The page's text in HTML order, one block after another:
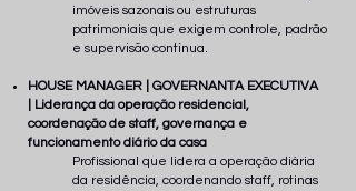
imóveis sazonais ou estruturas
patrimoniais que exigem controle, padrão
e supervisão contínua.
HOUSE MANAGER | GOVERNANTA EXECUTIVA
| Liderança da operação residencial,
coordenação de staff, governança e
funcionamento diário da casa
Profissional que lidera a operação diária
da residência, coordenando staff, rotinas